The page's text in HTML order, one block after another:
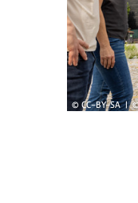
© CC-BY-SA |